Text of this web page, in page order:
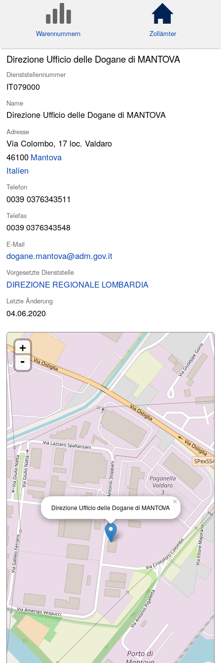
Warennummern Zollämter
Direzione Ufficio delle Dogane di MANTOVA
Dienststellennummer
IT079000
Name
Direzione Ufficio delle Dogane di MANTOVA
Adresse
Via Colombo, 17 loc. Valdaro
46100 Mantova
Italien
Telefon
0039 0376343511
Telefax
0039 0376343548
E-Mail
dogane.mantova@adm.gov.it
Vorgesetzte Dienststelle
DIREZIONE REGIONALE LOMBARDIA
Letzte Änderung
04.06.2020
×
Direzione Ufficio delle Dogane di MANTOVA
+
-